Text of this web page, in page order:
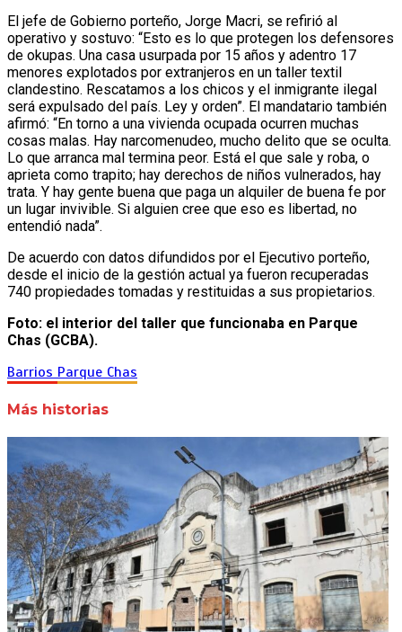
El jefe de Gobierno porteño, Jorge Macri, se refirió al
operativo y sostuvo: “Esto es lo que protegen los defensores
de okupas. Una casa usurpada por 15 años y adentro 17
menores explotados por extranjeros en un taller textil
clandestino. Rescatamos a los chicos y el inmigrante ilegal
será expulsado del país. Ley y orden”. El mandatario también
afirmó: “En torno a una vivienda ocupada ocurren muchas
cosas malas. Hay narcomenudeo, mucho delito que se oculta.
Lo que arranca mal termina peor. Está el que sale y roba, o
aprieta como trapito; hay derechos de niños vulnerados, hay
trata. Y hay gente buena que paga un alquiler de buena fe por
un lugar invivible. Si alguien cree que eso es libertad, no
entendió nada”.
De acuerdo con datos difundidos por el Ejecutivo porteño,
desde el inicio de la gestión actual ya fueron recuperadas
740 propiedades tomadas y restituidas a sus propietarios.
Foto: el interior del taller que funcionaba en Parque
Chas (GCBA).
Barrios Parque Chas
Más historias